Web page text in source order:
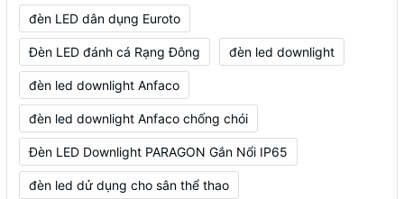
đèn LED dân dụng Euroto
Đèn LED đánh cá Rạng Đông đèn led downlight
đèn led downlight Anfaco
đèn led downlight Anfaco chống chói
Đèn LED Downlight PARAGON Gắn Nổi IP65
đèn led dử dụng cho sân thể thao